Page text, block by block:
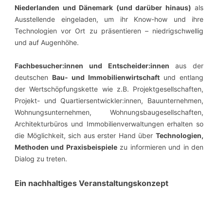
Niederlanden und Dänemark (und darüber hinaus) als
Ausstellende eingeladen, um ihr Know-how und ihre
Technologien vor Ort zu präsentieren – niedrigschwellig
und auf Augenhöhe.
Fachbesucher:innen und Entscheider:innen aus der
deutschen Bau- und Immobilienwirtschaft und entlang
der Wertschöpfungskette wie z.B. Projektgesellschaften,
Projekt- und Quartiersentwickler:innen, Bauunternehmen,
Wohnungsunternehmen, Wohnungsbaugesellschaften,
Architekturbüros und Immobilienverwaltungenerhalten so
die Möglichkeit, sich aus erster Hand über Technologien,
Methoden und Praxisbeispielezu informieren und in den
Dialog zu treten.
Ein nachhaltiges Veranstaltungskonzept